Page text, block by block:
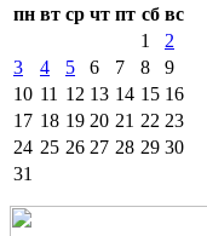
пн вт ср чт пт сб вс
1
2
3
4 5 6 7 8
9
10 11 12 13 14 15 16
17 18 19 20 21 22 23
24 25 26 27 28 29 30
31